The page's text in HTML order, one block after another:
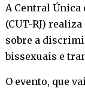
A Central Única
(CUT-RJ)
sobre a
bissexuais e
O evento, que